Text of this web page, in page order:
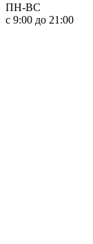
ПН-ВС
с 9:00 до 21:00